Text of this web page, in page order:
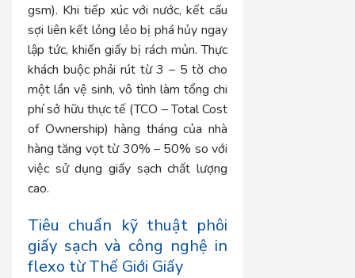
gsm). Khi tiếp xúc với nước, kết cấu
sợi liên kết lỏng lẻo bị phá hủy ngay
lập tức, khiến giấy bị rách mủn. Thực
khách buộc phải rút từ 3 – 5 tờ cho
một lần vệ sinh, vô tình làm tổng chi
phí sở hữu thực tế (TCO – Total Cost
of Ownership) hàng tháng của nhà
hàng tăng vọt từ 30% – 50% so với
việc sử dụng giấy sạch chất lượng
cao.
Tiêu chuẩn kỹ thuật phôi
giấy sạch và công nghệ in
flexo từ Thế Giới Giấy